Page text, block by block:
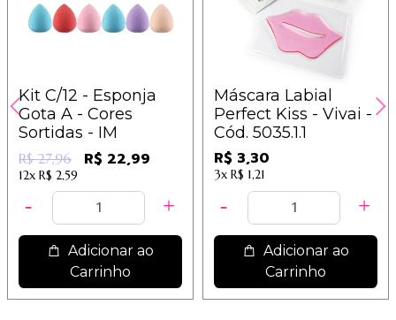
Kit C/12 - Esponja
Gota A - Cores
Sortidas - IM
R$ 27,96 R$ 22,99
12x R$ 2,59
Adicionar ao
Carrinho
Máscara Labial
Perfect Kiss - Vivai -
Cód. 5035.1.1
R$ 3,30
3x R$ 1,21
Adicionar ao
Carrinho